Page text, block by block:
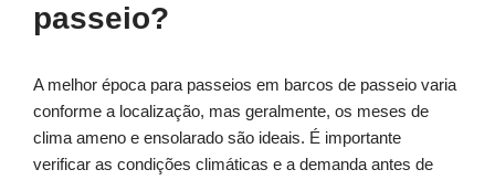
passeio?
A melhor época para passeios em barcos de passeio varia
conforme a localização, mas geralmente, os meses de
clima ameno e ensolarado são ideais. É importante
verificar as condições climáticas e a demanda antes de